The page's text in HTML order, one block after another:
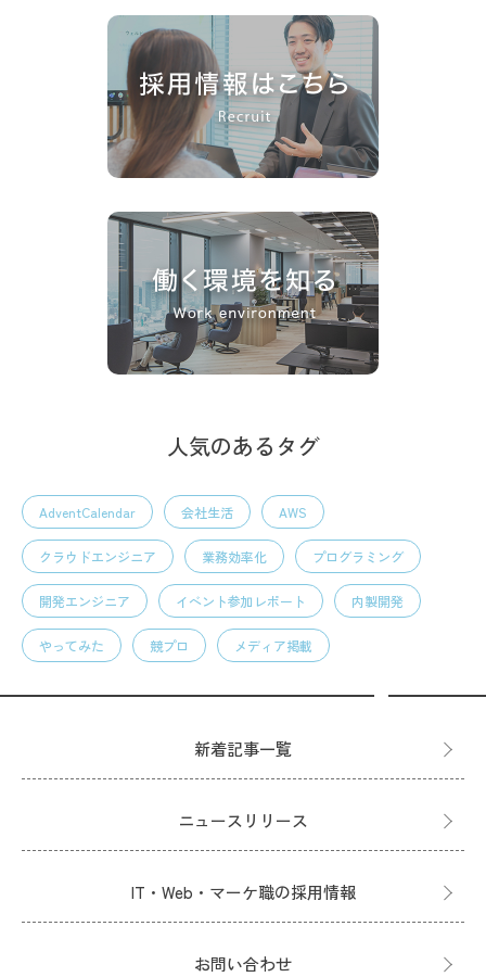
人気のあるタグ
AdventCalendar 会社生活 AWS
クラウドエンジニア 業務効率化 プログラミング
開発エンジニア イベント参加レポート 内製開発
やってみた 競プロ メディア掲載
新着記事一覧
ニュースリリース
IT・Web・マーケ職の採用情報
お問い合わせ